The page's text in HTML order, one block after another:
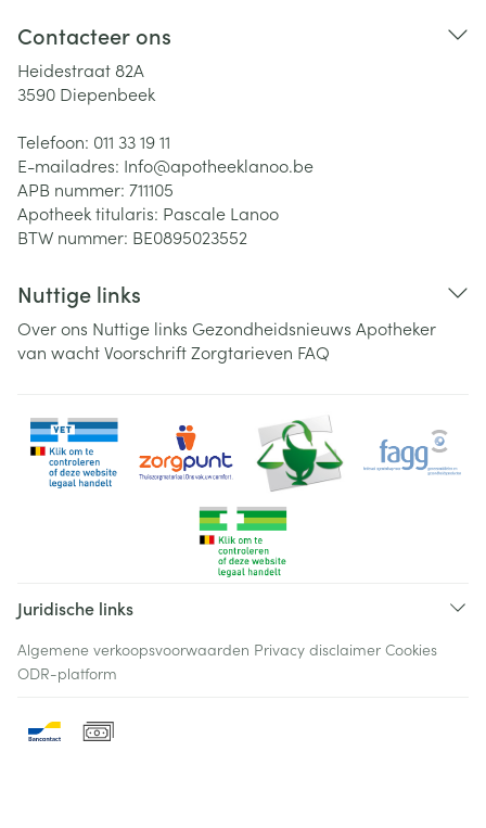
Contacteer ons
Heidestraat 82A
3590 Diepenbeek
Telefoon: 011 33 19 11
E-mailadres: Info@apotheeklanoo.be
APB nummer: 711105
Apotheek titularis: Pascale Lanoo
BTW nummer: BE0895023552
Nuttige links
Over ons Nuttige links Gezondheidsnieuws Apotheker
van wachtVoorschriftZorgtarieven FAQ
Juridische links
Algemene verkoopsvoorwaarden Privacy disclaimer Cookies
ODR-platform